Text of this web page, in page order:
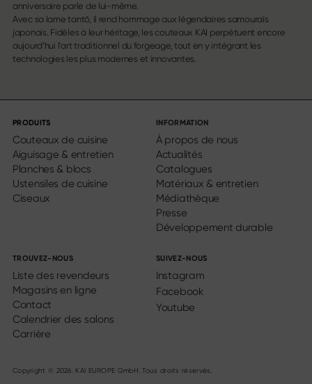
anniversaire parle de lui-même.
Avec sa lame tantō, il rend hommage aux légendaires samouraïs
japonais. Fidèles à leur héritage, les couteaux KAI perpétuent encore
aujourd’hui l'art traditionnel du forgeage, tout en y intégrant les
technologies les plus modernes et innovantes.
PRODUITS
Couteaux de cuisine
Aiguisage & entretien
Planches & blocs
Ustensiles de cuisine
Ciseaux
INFORMATION
À propos de nous
Actualités
Catalogues
Matériaux & entretien
Médiathèque
Presse
Développement durable
TROUVEZ-NOUS
Liste des revendeurs
Magasins en ligne
Contact
Calendrier des salons
Carrière
SUIVEZ-NOUS
Instagram
Facebook
Youtube
Copyright © 2026. KAI EUROPE GmbH. Tous droits réservés.